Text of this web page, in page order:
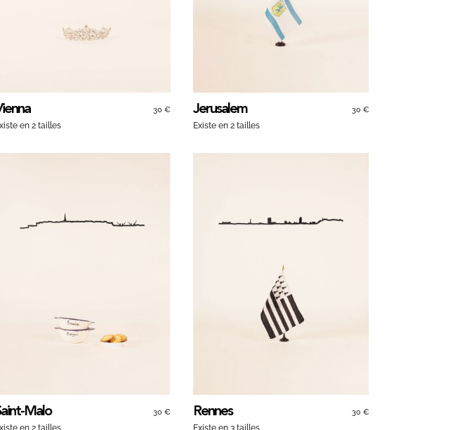
30 €
en 2 tailles
Jerusalem 30 €
Existe en 2 tailles
Malo 30 €
en 2 tailles
Rennes 30 €
Existe en 3 tailles